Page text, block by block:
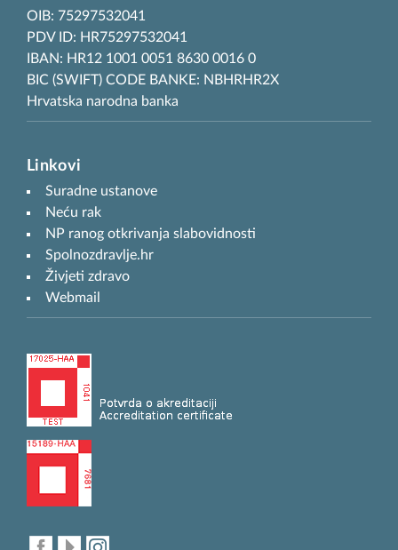
OIB: 75297532041
PDV ID: HR75297532041
IBAN: HR12 1001 0051 8630 0016 0
BIC (SWIFT) CODE BANKE: NBHRHR2X
Hrvatska narodna banka
Linkovi
Suradne ustanove
Neću rak
NP ranog otkrivanja slabovidnosti
Spolnozdravlje.hr
Živjeti zdravo
Webmail